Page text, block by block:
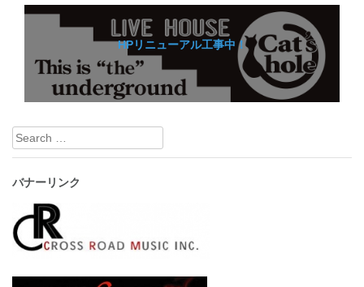
HPリニューアル工事中！
Search
for:
バナーリンク